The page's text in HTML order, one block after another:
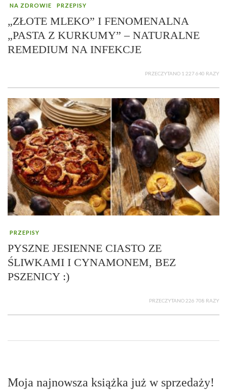
NA ZDROWIE PRZEPISY
„ZŁOTE MLEKO” I FENOMENALNA
„PASTA Z KURKUMY” – NATURALNE
REMEDIUM NA INFEKCJE
PRZECZYTANO 1 227 640 RAZY
PRZEPISY
PYSZNE JESIENNE CIASTO ZE
ŚLIWKAMI I CYNAMONEM, BEZ
PSZENICY :)
PRZECZYTANO 226 708 RAZY
Moja najnowsza książka już w sprzedaży!